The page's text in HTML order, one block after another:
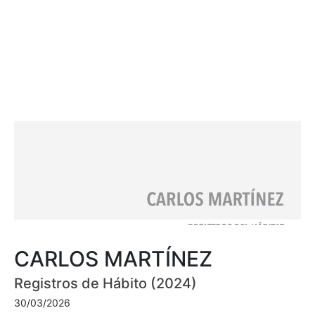
CARLOS MARTÍNEZ
Registros de Hábito (2024)
30/03/2026